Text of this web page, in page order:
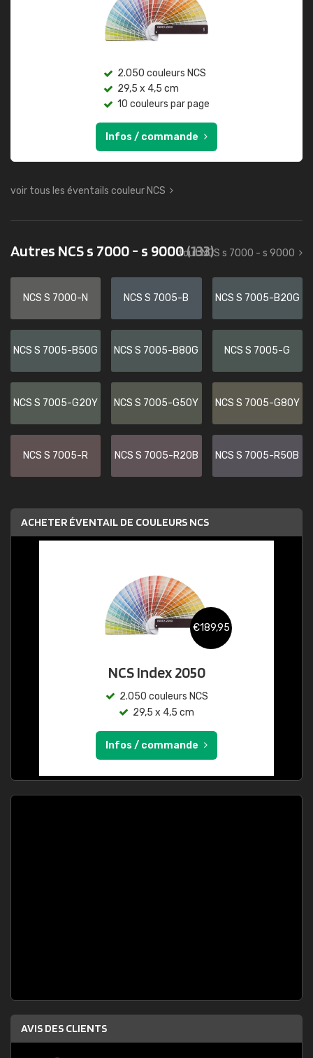
2.050 couleurs NCS
29,5 x 4,5 cm
10 couleurs par page
Infos / commande
voir tous les éventails couleur NCS
Autres NCS s 7000 - s 9000(133)
tout NCS s 7000 - s 9000
NCS S 7000-N NCS S 7005-B NCS S 7005-B20G
NCS S 7005-B50G NCS S 7005-B80G NCS S 7005-G
NCS S 7005-G20Y NCS S 7005-G50Y NCS S 7005-G80Y
NCS S 7005-R NCS S 7005-R20B NCS S 7005-R50B
ACHETER ÉVENTAIL DE COULEURS NCS
€189,95
NCS Index 2050
2.050 couleurs NCS
29,5 x 4,5 cm
Infos / commande
AVIS DES CLIENTS